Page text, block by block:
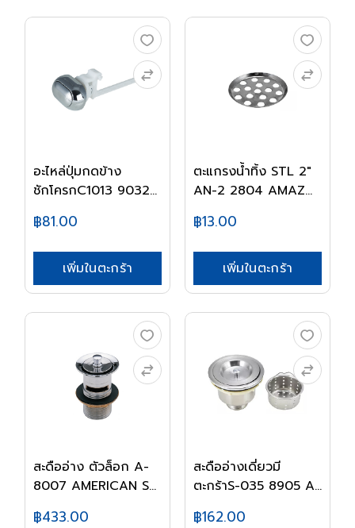
อะไหล่ปุ่มกดข้าง
ชักโครกC1013 9032
฿81.00
เพิ่มในตะกร้า
ตะแกรงน้ำทิ้ง STL 2"
AN-2 2804 AMAZ...
฿13.00
เพิ่มในตะกร้า
สะดืออ่าง ตัวล็อก A-
8007 AMERICAN S...
฿433.00
สะดืออ่างเดี่ยวมี
ตะกร้าS-035 8905 A...
฿162.00